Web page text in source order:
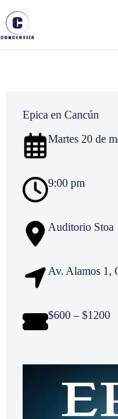
al
contenido
Epica en Cancún
Martes 20 de
9:00 pm
Auditorio Stoa
Av. Alamos 1,
$600 – $1200